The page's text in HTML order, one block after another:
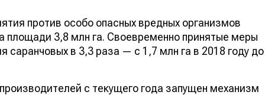
против особо опасных вредных организмов
площади 3,8 млн га. Своевременно принятые меры
саранчовых в 3,3 раза — с 1,7 млн га в 2018 году до
с текущего года запущен механизм